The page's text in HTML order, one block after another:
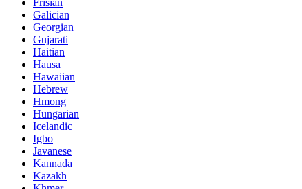
Frisian
Galician
Georgian
Gujarati
Haitian
Hausa
Hawaiian
Hebrew
Hmong
Hungarian
Icelandic
Igbo
Javanese
Kannada
Kazakh